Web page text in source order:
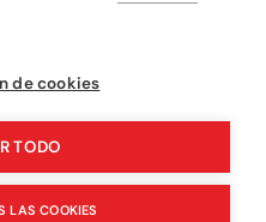
de cookies
TODO
LAS COOKIES
Recuerda que
al cliente es de